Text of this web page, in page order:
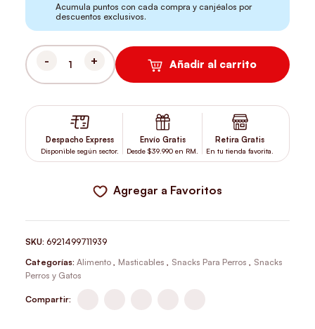
Acumula puntos con cada compra y canjéalos por
descuentos exclusivos.
DOG FEST TRAINING SNACK TERNERA Y SEMILLAS DE SESAMO
Añadir al carrito
Despacho Express
Disponible según sector.
Envío Gratis
Desde $39.990 en RM.
Retira Gratis
En tu tienda favorita.
Agregar a Favoritos
SKU:6921499711939
Categorías: Alimento Masticables Snacks Para Perros
Snacks
Perros y Gatos
Compartir: